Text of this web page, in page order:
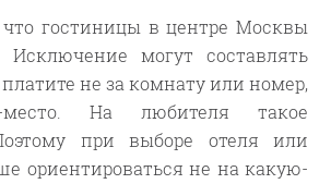
что гостиницы в центре Москвы
Исключение могут составлять
не за комнату или номер,
На любителя такое
при выборе отеля или
ориентироваться не на какую-